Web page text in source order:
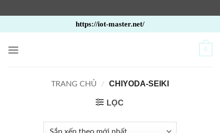
qua
nội
https://iot-master.net/
0
TRANG CHỦ / CHIYODA-SEIKI
LỌC